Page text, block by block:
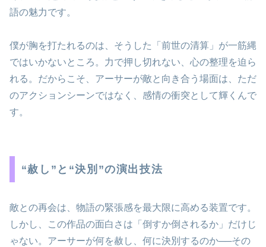
語の魅力です。
僕が胸を打たれるのは、そうした「前世の清算」が一筋縄
ではいかないところ。力で押し切れない、心の整理を迫ら
れる。だからこそ、アーサーが敵と向き合う場面は、ただ
のアクションシーンではなく、感情の衝突として輝くんで
す。
“赦し”と“決別”の演出技法
敵との再会は、物語の緊張感を最大限に高める装置です。
しかし、この作品の面白さは「倒すか倒されるか」だけじ
ゃない。アーサーが何を赦し、何に決別するのか──その